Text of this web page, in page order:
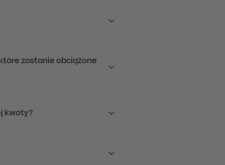
zostanie obciążone
kwoty?